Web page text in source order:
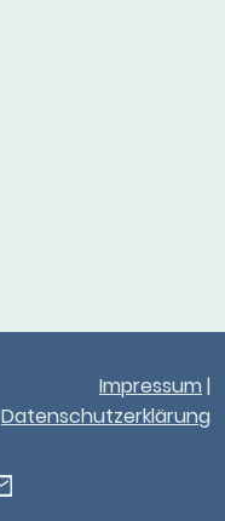
Impressum |
Datenschutzerklärung